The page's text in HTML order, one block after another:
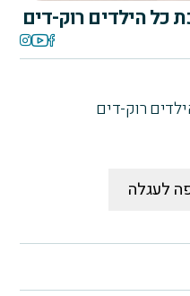
כל הילדים רוק-דים
רוק-דים
לעגלה